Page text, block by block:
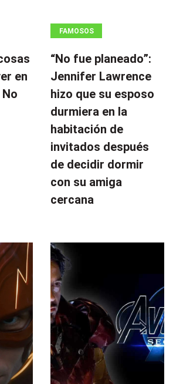
en
FAMOSOS
“No fue planeado”: ​​
Jennifer Lawrence
hizo que su esposo
durmiera en la
habitación de
invitados después
de decidir dormir
con su amiga
cercana